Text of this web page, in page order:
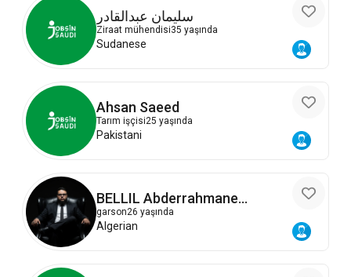
سليمان عبدالقادر
Ziraat mühendisi35 yaşında
Sudanese
Ahsan Saeed
Tarım işçisi25 yaşında
Pakistani
BELLIL Abderrahmane
Abdelkader
garson26 yaşında
Algerian